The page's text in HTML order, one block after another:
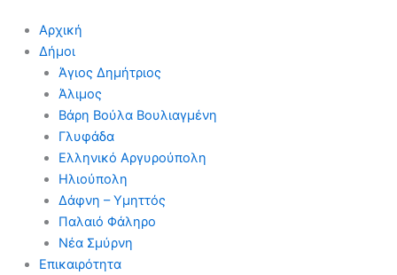
Αρχική
Δήμοι
Άγιος Δημήτριος
Άλιμος
Βάρη Βούλα Βουλιαγμένη
Γλυφάδα
Ελληνικό Αργυρούπολη
Ηλιούπολη
Δάφνη – Υμηττός
Παλαιό Φάληρο
Νέα Σμύρνη
Επικαιρότητα